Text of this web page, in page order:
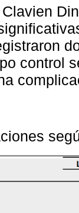
control